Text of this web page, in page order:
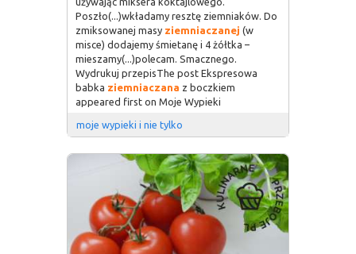
Poszło(...)wkładamy resztę ziemniaków. Do
zmiksowanej masy ziemniaczanej (w
misce) dodajemy śmietanę i 4 żółtka –
mieszamy(...)polecam. Smacznego.
Wydrukuj przepisThe post Ekspresowa
babka ziemniaczana z boczkiem
appeared first on Moje Wypieki
moje wypieki i nie tylko